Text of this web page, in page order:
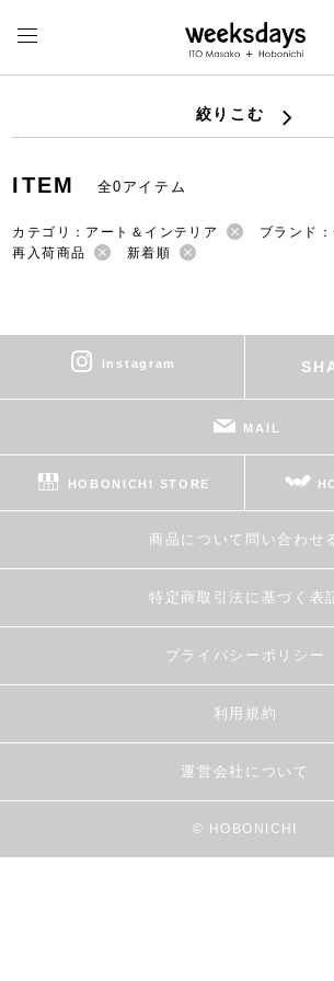
絞りこむ
ITEM 全0アイテム
カテゴリ：アート＆インテリア
ブランド
再入荷商品
新着順
instagram
MAIL
HOBONICHI STORE
商品について問い合わせ
特定商取引法に基づく表
プライバシーポリシー
利用規約
運営会社について
© HOBONICHI